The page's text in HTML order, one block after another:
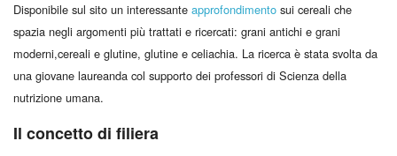
Disponibile sul sito un interessante approfondimento sui cereali che
spazia negli argomenti più trattati e ricercati: grani antichi e grani
moderni,cereali e glutine, glutine e celiachia. La ricerca è stata svolta da
una giovane laureanda col supporto dei professori di Scienza della
nutrizione umana.
Il concetto di filiera